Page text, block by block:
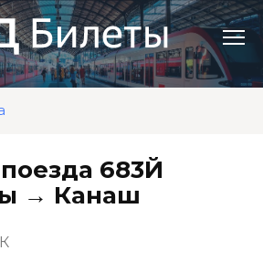
683Й
→ Канаш